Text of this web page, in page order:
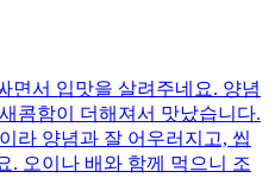
면서 입맛을 살려주네요. 양념
콤함이 더해져서 맛났습니다.
라 양념과 잘 어우러지고, 씹
. 오이나 배와 함께 먹으니 조